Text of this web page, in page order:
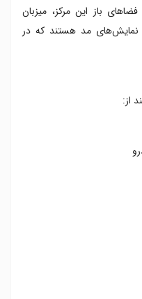
باز این مرکز، میزبان
نمایش‌های مد هستند که در
از: